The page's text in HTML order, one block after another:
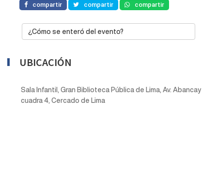
compartir compartir compartir
¿Cómo se enteró del evento?
UBICACIÓN
Sala Infantil, Gran Biblioteca Pública de Lima, Av. Abancay
cuadra 4, Cercado de Lima